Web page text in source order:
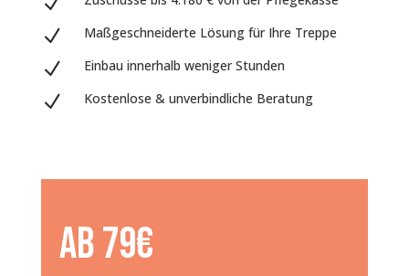
N Maßgeschneiderte Lösung für Ihre Treppe
N Einbau innerhalb weniger Stunden
N Kostenlose & unverbindliche Beratung
ab 79€